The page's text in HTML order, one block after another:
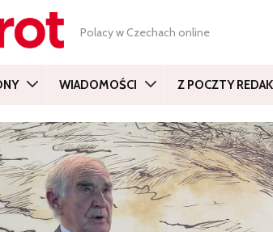
Polacy w Czechach online
WIADOMOŚCI Z POCZTY